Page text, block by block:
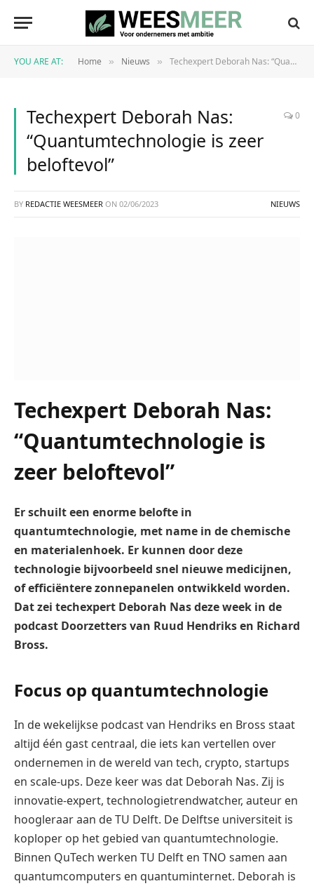
YOU ARE AT: Home » Nieuws » Techexpert Deborah Nas: “Quantumtechnologie is zeer beloftevol”
Techexpert Deborah Nas:
“Quantumtechnologie is zeer
beloftevol”
0
BY REDACTIE WEESMEER ON 02/06/2023 NIEUWS
Techexpert Deborah Nas:
“Quantumtechnologie is
zeer beloftevol”
Er schuilt een enorme belofte in
quantumtechnologie, met name in de chemische
en materialenhoek. Er kunnen door deze
technologie bijvoorbeeld snel nieuwe medicijnen,
of efficiëntere zonnepanelen ontwikkeld worden.
Dat zei techexpert Deborah Nas deze week in de
podcast Doorzetters van Ruud Hendriks en Richard
Bross.
Focus op quantumtechnologie
In de wekelijkse podcast van Hendriks en Bross staat
altijd één gast centraal, die iets kan vertellen over
ondernemen in de wereld van tech, crypto, startups
en scale-ups. Deze keer was dat Deborah Nas. Zij is
innovatie-expert, technologietrendwatcher, auteur en
hoogleraar aan de TU Delft. De Delftse universiteit is
koploper op het gebied van quantumtechnologie.
Binnen QuTech werken TU Delft en TNO samen aan
quantumcomputers en quantuminternet. Deborah is